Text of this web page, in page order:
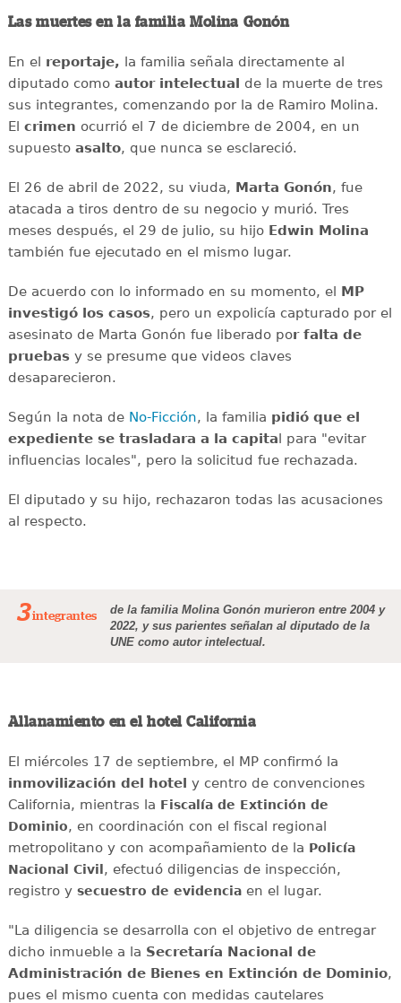
Las muertes en la familia Molina Gonón
En el reportaje, la familia señala directamente al
diputado comoautor intelectual de la muerte de tres
sus integrantes, comenzando por la de Ramiro Molina.
El crimen ocurrió el 7 de diciembre de 2004, en un
supuesto asalto, que nunca se esclareció.
El 26 de abril de 2022, su viuda, Marta Gonón, fue
atacada a tiros dentro de su negocio y murió. Tres
meses después, el 29 de julio, su hijo Edwin Molina
también fue ejecutado en el mismo lugar.
De acuerdo con lo informado en su momento, el MP
investigó los casos, pero un expolicía capturado por el
asesinato de Marta Gonón fue liberado por falta de
pruebasy se presume que videos claves
desaparecieron.
Según la nota de No-Ficción, la familia pidió que el
expediente se trasladara a la capital para "evitar
influencias locales", pero la solicitud fue rechazada.
El diputado y su hijo, rechazaron todas las acusaciones
al respecto.
3integrantes
de la familia Molina Gonón murieron entre 2004 y
2022, y sus parientes señalan al diputado de la
UNE como autor intelectual.
Allanamiento en el hotel California
El miércoles 17 de septiembre, el MP confirmó la
inmovilización del hotel y centro de convenciones
California, mientras la Fiscalía de Extinción de
Dominio, en coordinación con el fiscal regional
metropolitano y con acompañamiento de la Policía
Nacional Civil , efectuó diligencias de inspección,
registro y secuestro de evidenciaen el lugar.
"La diligencia se desarrolla con el objetivo de entregar
dicho inmueble a la Secretaría Nacional de
Administración de Bienes en Extinción de Dominio,
pues el mismo cuenta con medidas cautelares